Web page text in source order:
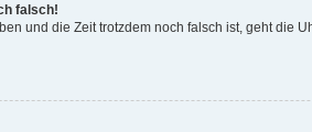
falsch!
und die Zeit trotzdem noch falsch ist, geht die